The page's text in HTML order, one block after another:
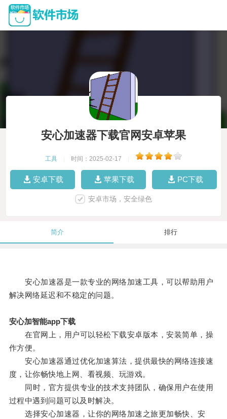
安心加速器下载官网安卓苹果
工具 时间：2025-02-17
安卓下载 苹果下载 PC下载
安卓市场，安全绿色
简介 排行
安心加速器是一款专业的网络加速工具，可以帮助用户
解决网络延迟和不稳定的问题。
安心加智能app下载
在官网上，用户可以轻松下载安卓版本，安装简单，操
作方便。
安心加速器通过优化加速算法，提供最快的网络连接速
度，让你畅快地上网、看视频、玩游戏。
同时，官方提供专业的技术支持团队，确保用户在使用
过程中遇到问题可以及时解决。
选择安心加速器，让你的网络加速之旅更加畅快、安